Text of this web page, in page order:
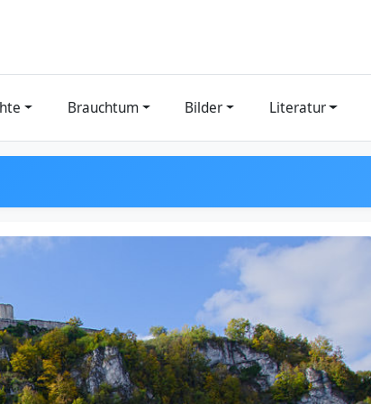
Brauchtum Bilder Literatur